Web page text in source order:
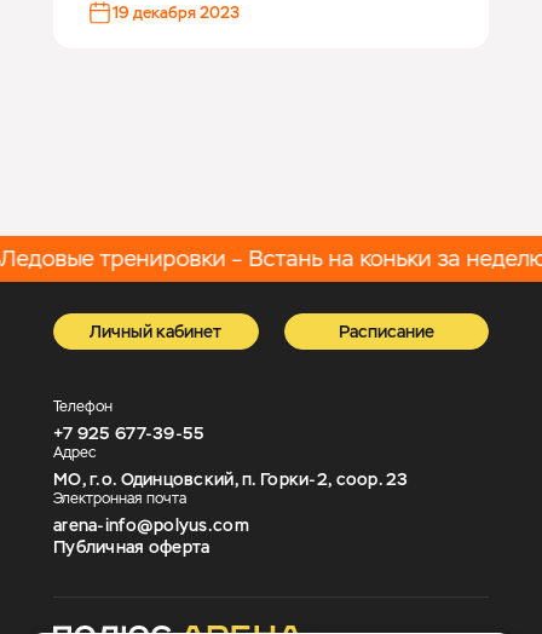
19 декабря 2023
тренировки – Встань на коньки за
Личный кабинет Расписание
Телефон
+7 925 677-39-55
Адрес
МО, г.о. Одинцовский, п. Горки-2, соор. 23
Электронная почта
arena-info@polyus.com
Публичная оферта